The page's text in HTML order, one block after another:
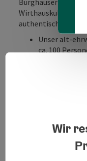
Wirthauskultur,
authentische Küche
Unser alt-
ca. 100
Gäste Platz
Im Sommer
zentraler
Egal ob
bayerische
Wir